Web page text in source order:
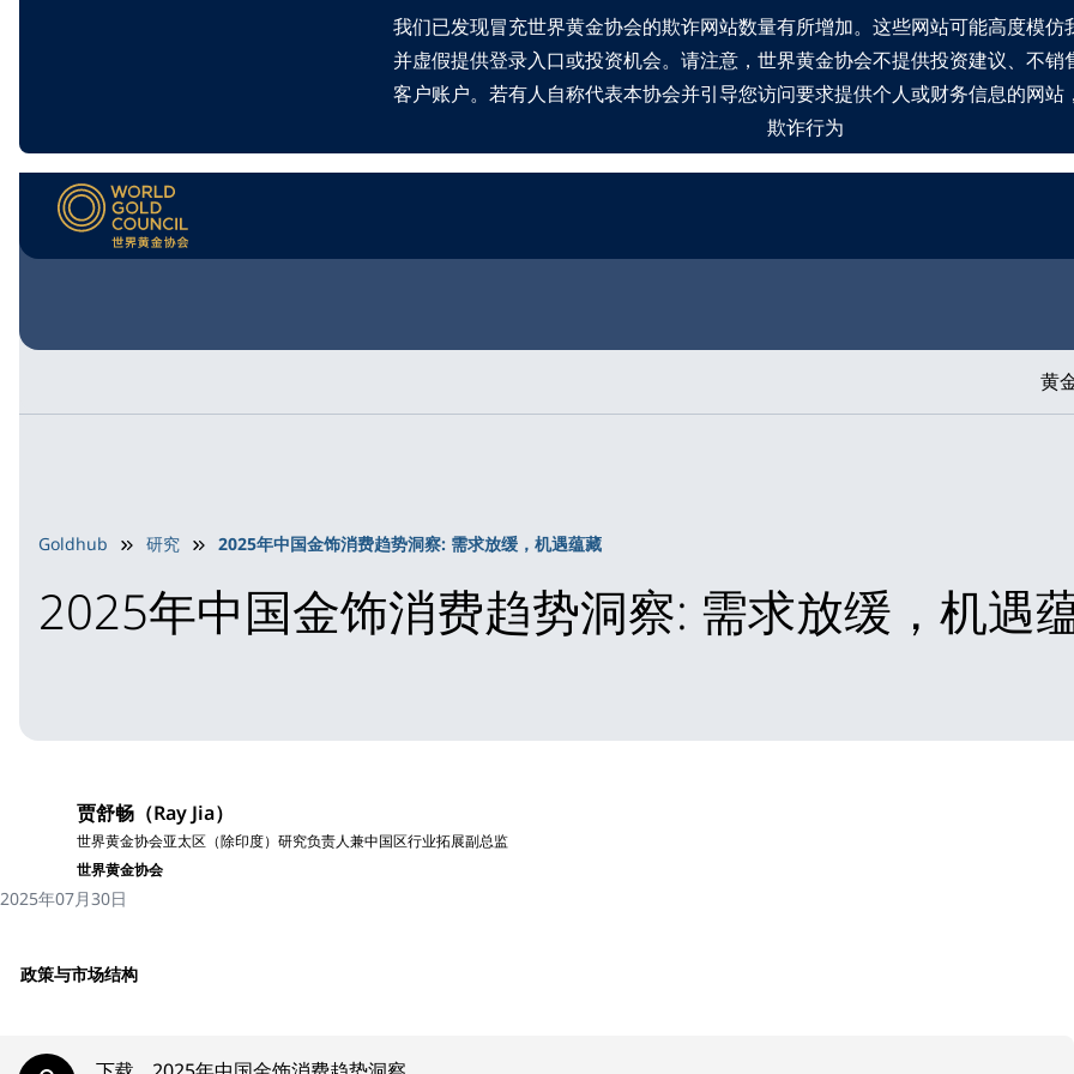
我们已发现冒充世界黄金协会的欺诈网站数量有所增加。这些网站可能高度模仿
并虚假提供登录入口或投资机会。请注意，世界黄金协会不提供投资建议、不销
客户账户。若有人自称代表本协会并引导您访问要求提供个人或财务信息的网站
欺诈行为
黄
Goldhub 研究 2025年中国金饰消费趋势洞察: 需求放缓，机遇蕴藏
2025年中国金饰消费趋势洞察: 需求放缓，机遇
贾舒畅（Ray Jia）
世界黄金协会亚太区（除印度）研究负责人兼中国区行业拓展副总监
世界黄金协会
2025年07月30日
政策与市场结构